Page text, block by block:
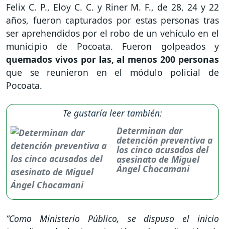
Felix C. P., Eloy C. C. y Riner M. F., de 28, 24 y 22
años, fueron capturados por estas personas tras
ser aprehendidos por el robo de un vehículo en el
municipio de Pocoata. Fueron golpeados y
quemados vivos por las, al menos 200 personas
que se reunieron en el módulo policial de
Pocoata.
Te gustaría leer también:
Determinan dar
detención preventiva a
los cinco acusados del
asesinato de Miguel
Ángel Chocamani
“Como Ministerio Público, se dispuso el inicio